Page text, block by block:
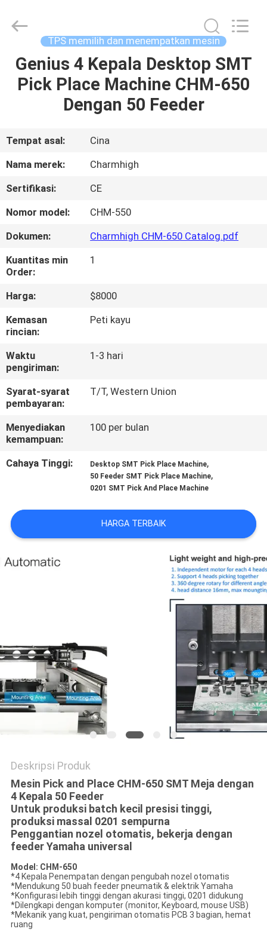
RUMAH
PRODUK
VIDEO
KAMI
TUR
PABRIK
KONTROL
KUALITAS
HUBUNGI
KAMI
BERITA
SHOPPING
ON
PETA
TECHNOLOGY
LIMITED.
Reserved.
TPS memilih dan menempatkan mesin
Genius 4 Kepala Desktop SMT
Pick Place Machine CHM-650
Dengan 50 Feeder
Tempat asal:
Cina
Nama merek:
Charmhigh
Sertifikasi:
CE
Nomor model:
CHM-550
Dokumen:
Charmhigh CHM-650 Catalog.pdf
Kuantitas min
Order:
1
Harga:
$8000
Kemasan
rincian:
Peti kayu
Waktu
pengiriman:
1-3 hari
Syarat-syarat
pembayaran:
T/T, Western Union
Menyediakan
kemampuan:
100 per bulan
Cahaya Tinggi: Desktop SMT Pick Place Machine,
50 Feeder SMT Pick Place Machine,
0201 SMT Pick And Place Machine
HARGA TERBAIK
Deskripsi Produk
Mesin Pick and Place CHM-650 SMT Meja dengan
4 Kepala 50 Feeder
Untuk produksi batch kecil presisi tinggi,
produksi massal 0201 sempurna
Penggantian nozel otomatis, bekerja dengan
feeder Yamaha universal
Model: CHM-650
*4 Kepala Penempatan dengan pengubah nozel otomatis
*Mendukung 50 buah feeder pneumatik & elektrik Yamaha
*Konfigurasi lebih tinggi dengan akurasi tinggi, 0201 didukung
*Dilengkapi dengan komputer (monitor, Keyboard, mouse USB)
*Mekanik yang kuat, pengiriman otomatis PCB 3 bagian, hemat
ruang